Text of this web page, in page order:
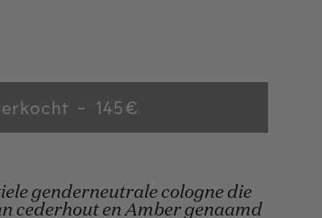
Regular
price
145€
genderneutrale cologne die
cederhout en Amber genaamd